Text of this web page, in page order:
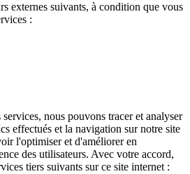
externes suivants, à condition que vous
:
services, nous pouvons tracer et analyser
effectués et la navigation sur notre site
l'optimiser et d'améliorer en
des utilisateurs. Avec votre accord,
tiers suivants sur ce site internet :